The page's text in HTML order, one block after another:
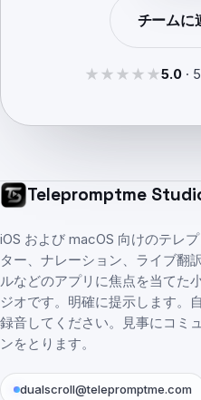
チームに
★★★★★5.0 · 5
Telepromptme
iOS および macOS 向けのテレ
ター、ナレーション、ライブ翻
ルなどのアプリに焦点を当てた
ジオです。明確に提示します。
録音してください。見事にコミ
ンをとります。
dualscroll@telepromptme.com